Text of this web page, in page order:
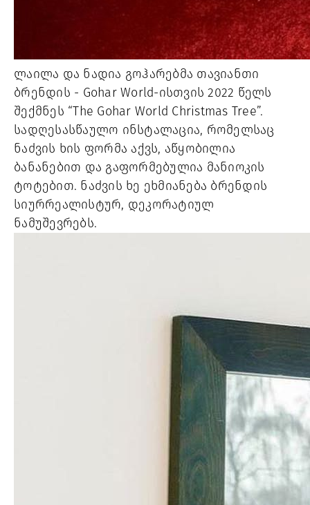
ლაილა და ნადია გოჰარებმა თავიანთი
ბრენდის - Gohar World-ისთვის 2022 წელს
შექმნეს “The Gohar World Christmas Tree”.
სადღესასწაულო ინსტალაცია, რომელსაც
ნაძვის ხის ფორმა აქვს, აწყობილია
ბანანებით და გაფორმებულია მანიოკის
ტოტებით. ნაძვის ხე ეხმიანება ბრენდის
სიურრეალისტურ, დეკორატიულ
ნამუშევრებს.